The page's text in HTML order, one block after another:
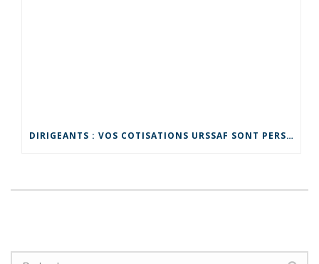
DIRIGEANTS : VOS COTISATIONS URSSAF SONT PERSONNELLES !